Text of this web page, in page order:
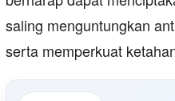
saling menguntungkan
serta memperkuat